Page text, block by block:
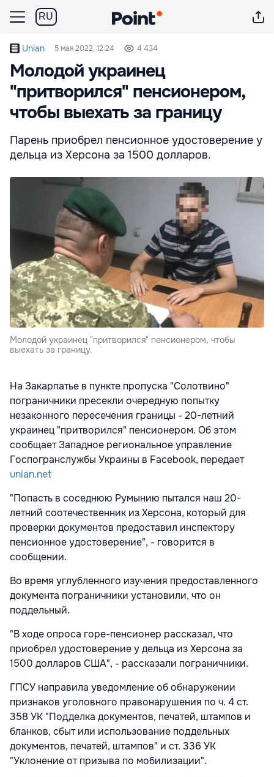
RU
Unian 5 мая 2022, 12:24 4 434
Молодой украинец
"притворился" пенсионером,
чтобы выехать за границу
Парень приобрел пенсионное удостоверение у
дельца из Херсона за 1500 долларов.
Молодой украинец "притворился" пенсионером, чтобы
выехать за границу.
На Закарпатье в пункте пропуска "Солотвино"
пограничники пресекли очередную попытку
незаконного пересечения границы - 20-летний
украинец "притворился" пенсионером. Об этом
сообщает Западное региональное управление
Госпогранслужбы Украины в Facebook, передает
unian.net
"Попасть в соседнюю Румынию пытался наш 20-
летний соотечественник из Херсона, который для
проверки документов предоставил инспектору
пенсионное удостоверение", - говорится в
сообщении.
Во время углубленного изучения предоставленного
документа пограничники установили, что он
поддельный.
"В ходе опроса горе-пенсионер рассказал, что
приобрел удостоверение у дельца из Херсона за
1500 долларов США", - рассказали пограничники.
ГПСУ направила уведомление об обнаружении
признаков уголовного правонарушения по ч. 4 ст.
358 УК "Подделка документов, печатей, штампов и
бланков, сбыт или использование поддельных
документов, печатей, штампов" и ст. 336 УК
"Уклонение от призыва по мобилизации".